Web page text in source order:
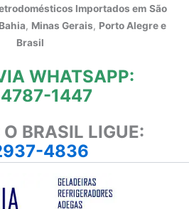
Importados em São
Bahia, Minas Gerais, Porto Alegre e
Brasil
WHATSAPP:
1447
BRASIL LIGUE:
4836